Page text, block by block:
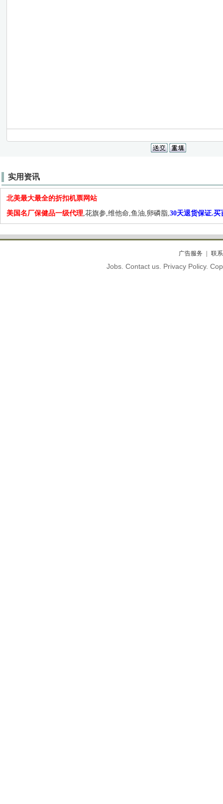
实用资讯
北美最大最全的折扣机票网站
美国名厂保健品一级代理,花旗参,维他命,鱼油,卵磷脂,30天退货保证.买
广告服务 联
Jobs. Contact us. Privacy Policy.